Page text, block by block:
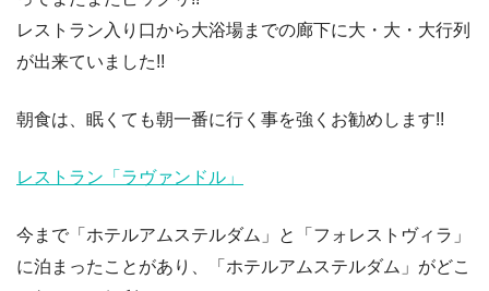
レストラン入り口から大浴場までの廊下に大・大・大行列
が出来ていました!!
朝食は、眠くても朝一番に行く事を強くお勧めします!!
レストラン「ラヴァンドル」
今まで「ホテルアムステルダム」と「フォレストヴィラ」
に泊まったことがあり、「ホテルアムステルダム」がどこ